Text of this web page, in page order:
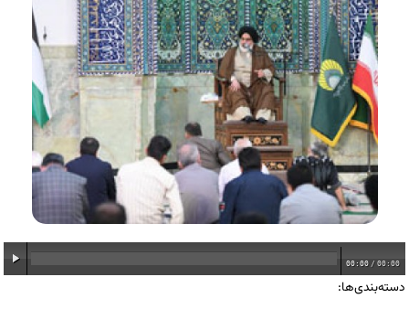
00:00 / 00:00
دسته‌بندی‌ها: